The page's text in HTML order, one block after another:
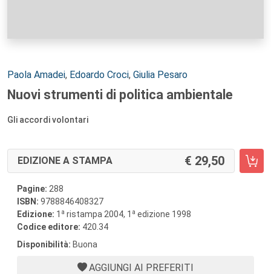
Autori:
Paola Amadei, Edoardo Croci, Giulia Pesaro
Nuovi strumenti di politica ambientale
Gli accordi volontari
EDIZIONE A STAMPA 29,50
Pagine: 288
ISBN: 9788846408327
Edizione: 1 a ristampa 2004, 1 a edizione 1998
Codice editore: 420.34
Disponibilità: Buona
AGGIUNGI AI PREFERITI